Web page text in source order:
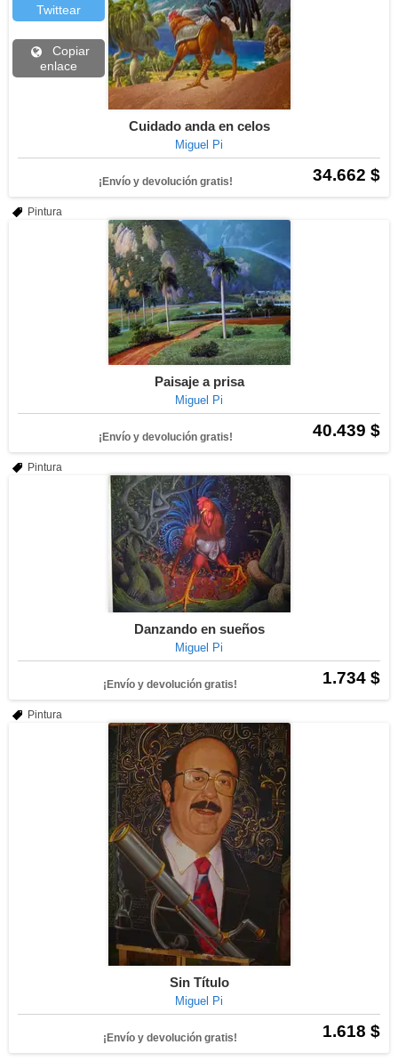
Twittear
Copiar
enlace
Cuidado anda en celos
Miguel Pi
34.662 $
¡Envío y devolución gratis!
Pintura
Paisaje a prisa
Miguel Pi
40.439 $
¡Envío y devolución gratis!
Pintura
Danzando en sueños
Miguel Pi
1.734 $
¡Envío y devolución gratis!
Pintura
Sin Título
Miguel Pi
1.618 $
¡Envío y devolución gratis!